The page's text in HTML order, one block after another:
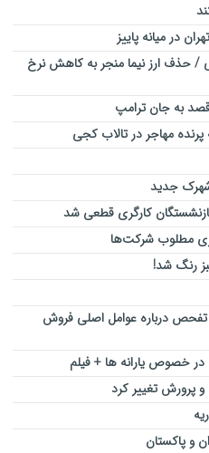
/ حذف ارز نیما منجر به کاهش نرخ
به جان ترامپ
جدید
مطلوب شرکت‌ها
رنگ شد!
درباره عوامل اصلی فروش
خصوص یارانه ها + فیلم
پرورش تغییر کرد
و پاکستان